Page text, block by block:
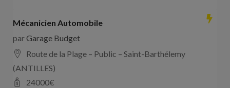
Mécanicien Automobile
parGarage Budget
Route de la Plage – Public – Saint-Barthélemy
(ANTILLES)
24000€